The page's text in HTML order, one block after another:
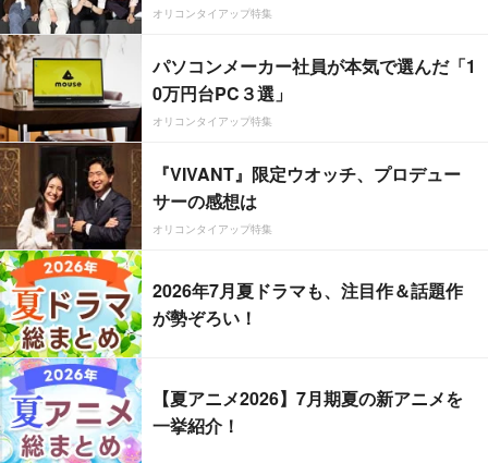
オリコンタイアップ特集
パソコンメーカー社員が本気で選んだ「1
0万円台PC３選」
オリコンタイアップ特集
『VIVANT』限定ウオッチ、プロデュー
サーの感想は
オリコンタイアップ特集
2026年7月夏ドラマも、注目作＆話題作
が勢ぞろい！
【夏アニメ2026】7月期夏の新アニメを
一挙紹介！